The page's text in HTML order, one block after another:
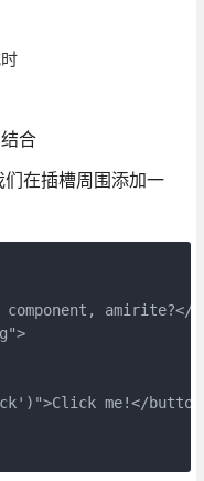
合
在插槽周围添加一
amirite?</
me!</